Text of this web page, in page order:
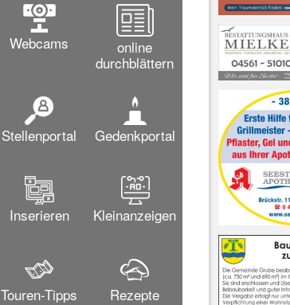
Webcams
online
durchblättern
Stellenportal Gedenkportal
Inserieren Kleinanzeigen
Touren-Tipps Rezepte